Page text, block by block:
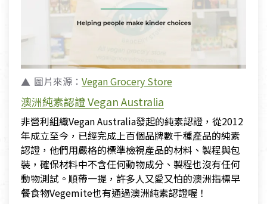
圖片來源： Vegan Grocery Store
澳洲純素認證Vegan Australia
非營利組織Vegan Australia發起的純素認證，從2012
年成立至今，已經完成上百個品牌數千種產品的純素
認證，他們用嚴格的標準檢視產品的材料、製程與包
裝，確保材料中不含任何動物成分、製程也沒有任何
動物測試。順帶一提，許多人又愛又怕的澳洲指標早
餐食物Vegemite也有通過澳洲純素認證喔！